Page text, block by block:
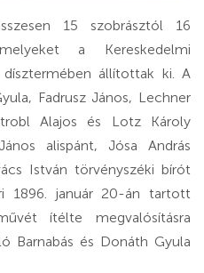
15 szobrásztól 16
a Kereskedelmi
állítottak ki. A
Fadrusz János, Lechner
Alajos és Lotz Károly
alispánt, Jósa András
István törvényszéki bírót
1896. január 20-án tartott
ítélte megvalósításra
Barnabás és Donáth Gyula